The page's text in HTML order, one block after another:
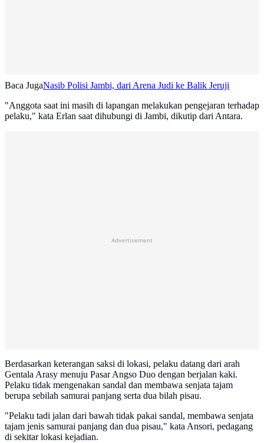
Baca JugaNasib Polisi Jambi, dari Arena Judi ke Balik Jeruji
"Anggota saat ini masih di lapangan melakukan pengejaran terhadap
pelaku," kata Erlan saat dihubungi di Jambi, dikutip dari Antara.
Advertisement
Berdasarkan keterangan saksi di lokasi, pelaku datang dari arah
Gentala Arasy menuju Pasar Angso Duo dengan berjalan kaki.
Pelaku tidak mengenakan sandal dan membawa senjata tajam
berupa sebilah samurai panjang serta dua bilah pisau.
"Pelaku tadi jalan dari bawah tidak pakai sandal, membawa senjata
tajam jenis samurai panjang dan dua pisau," kata Ansori, pedagang
di sekitar lokasi kejadian.